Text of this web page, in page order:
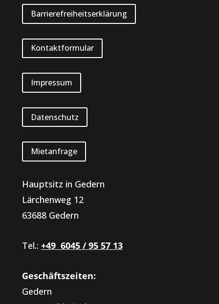
Barrierefreiheitserklärung
Kontaktformular
Impressum
Datenschutz
Mietanfrage
Hauptsitz in Gedern
Lärchenweg 12
63688 Gedern
Tel.: +49 6045 / 95 57 13
Geschäftszeiten:
Gedern